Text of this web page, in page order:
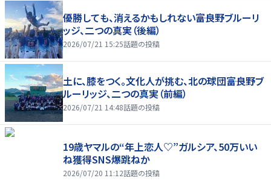
優勝しても、消えるかもしれない――富良野ブルーリ
ッジ、二つの真実（後編）
2026/07/21 15:25話題の投稿
土に、膝をつく。文化人が挑む、北の球団――富良野ブ
ルーリッジ、二つの真実（前編）
2026/07/21 14:48話題の投稿
19歳ヤマルの“年上恋人♡”ガルシア、50万いい
ね獲得SNS爆跳ねか
2026/07/20 11:12話題の投稿